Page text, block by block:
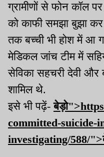
ग्रामीणों से फोन कॉल
को काफी समझा बुझा कर
तक बच्ची भी होश में आ
मेडिकल जांच टीम में
सेविका सहचरी देवी और
शामिल थे.
इसे भी पढ़ें-
committed-suicide-
investigating/588/">